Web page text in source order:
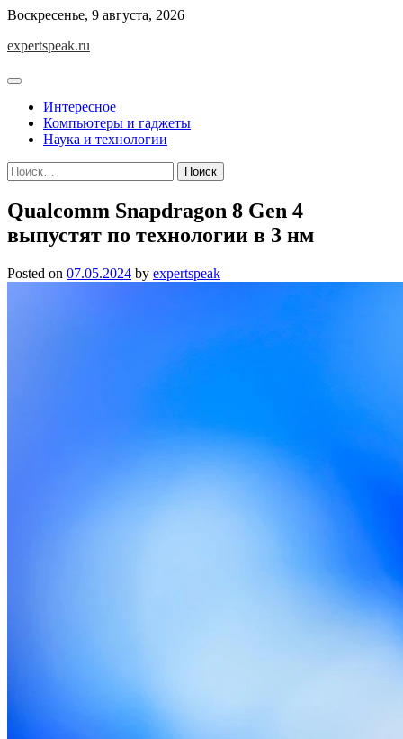
Skip
content
Воскресенье, 9 августа, 2026
expertspeak.ru
Интересное
Компьютеры и гаджеты
Наука и технологии
Найти:
Qualcomm Snapdragon 8 Gen 4
выпустят по технологии в 3 нм
Posted on 07.05.2024 by expertspeak